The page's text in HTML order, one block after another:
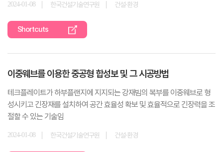
2024-01-08 한국건설기술연구원 건설·환경
Shortcuts
이중웨브를 이용한 중공형 합성보 및 그 시공방법
테크플레이트가 하부플랜지에 지지되는 강재빔의 복부를 이중웨브로 형
성시키고 긴장재를 설치하여 공간 효율성 확보 및 효율적으로 긴장력을 조
절할 수 있는 기술임
2024-01-08 한국건설기술연구원 건설·환경